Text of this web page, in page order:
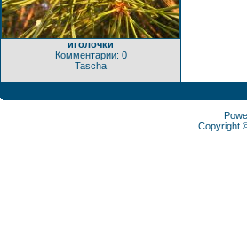
иголочки
Комментарии: 0
Tascha
Copyright